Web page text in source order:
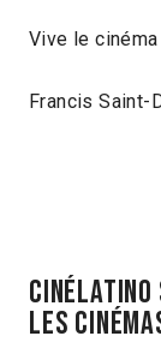
Vive le cinéma
Francis Saint-
CINÉLATINO
LES